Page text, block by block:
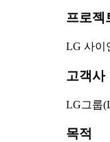
프로젝
LG 사이
고객사
LG그룹
목적